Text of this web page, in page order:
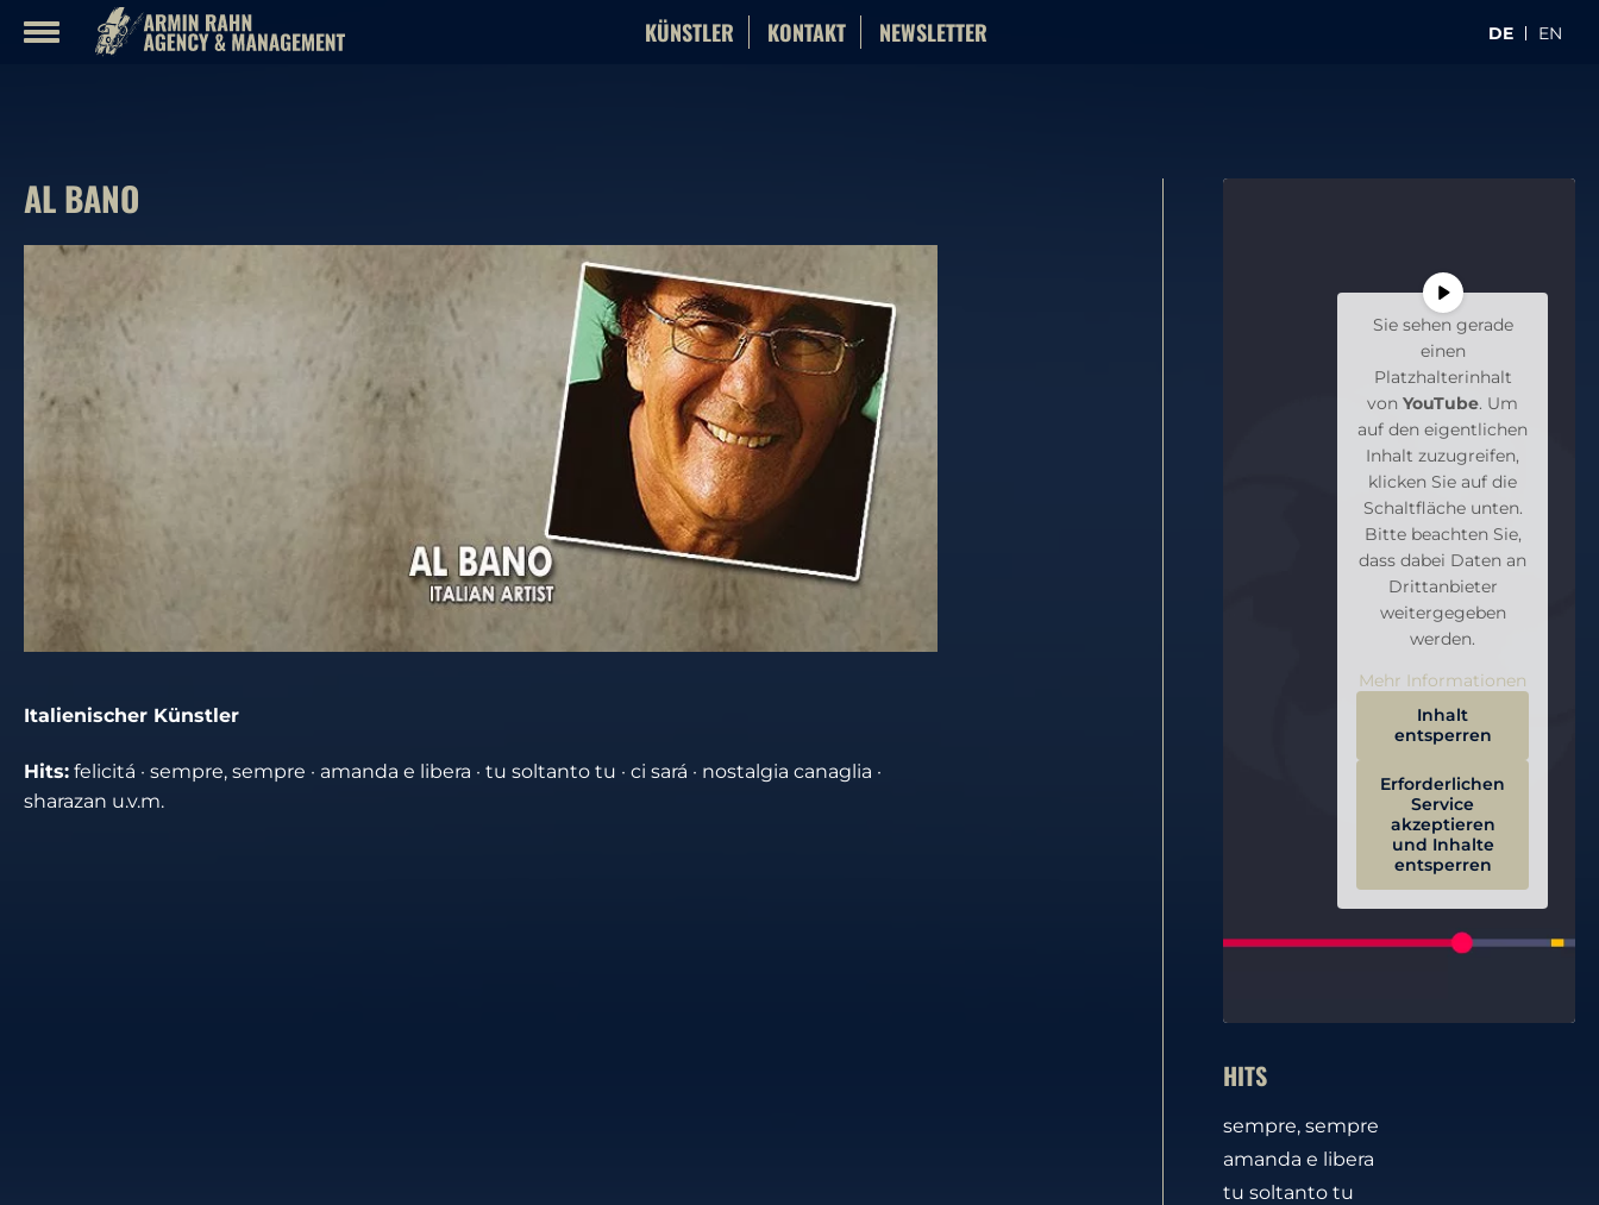
überspringen
KÜNSTLER KONTAKT NEWSLETTER DE EN
AL BANO
Italienischer Künstler
Hits: felicitá · sempre, sempre · amanda e libera · tu soltanto tu · ci sará · nostalgia canaglia ·
sharazan u.v.m.
Sie sehen gerade
einen
Platzhalterinhalt
von YouTube. Um
auf den eigentlichen
Inhalt zuzugreifen,
klicken Sie auf die
Schaltfläche unten.
Bitte beachten Sie,
dass dabei Daten an
Drittanbieter
weitergegeben
werden.
Mehr Informationen
Inhalt
entsperren
Erforderlichen
Service
akzeptieren
und Inhalte
entsperren
HITS
sempre, sempre
amanda e libera
tu soltanto tu